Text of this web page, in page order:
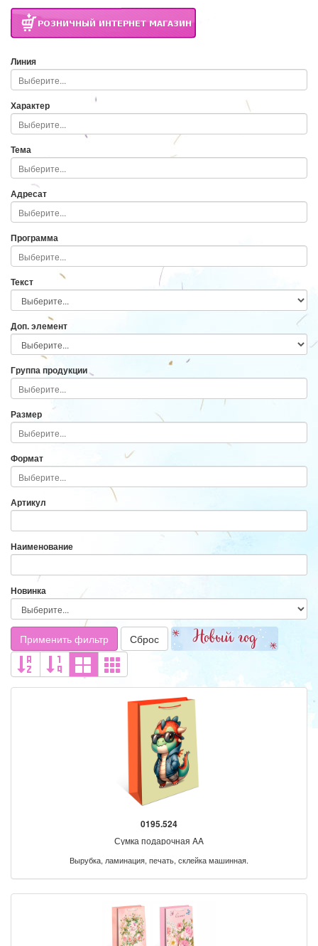
Линия
Характер
Тема
Адресат
Программа
Текст
Доп. элемент
Группа продукции
Размер
Формат
Артикул
Наименование
Новинка
Применить фильтр Сброс
0195.524
Сумка подарочная AA
Вырубка, ламинация, печать, склейка машинная.